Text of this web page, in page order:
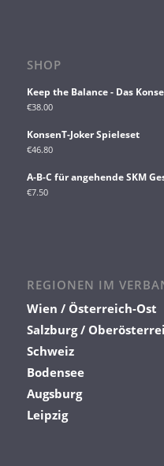
SHOP
Keep the Balance - Das
€38.00
KonsenT-Joker Spieleset
€46.80
A-B-C für angehende SKM
€7.50
REGIONEN IM
Wien / Österreich-Ost
Salzburg /
Schweiz
Bodensee
Augsburg
Leipzig